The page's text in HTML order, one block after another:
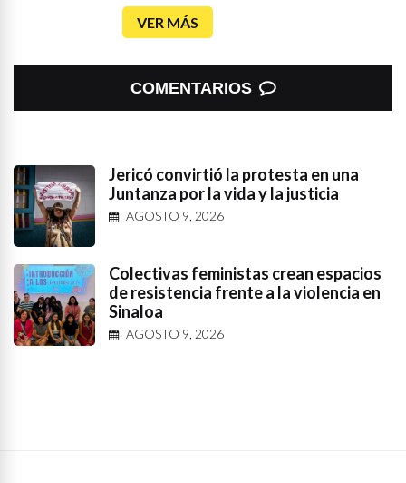
VER MÁS
COMENTARIOS
Jericó convirtió la protesta en una
Juntanza por la vida y la justicia
AGOSTO 9, 2026
Colectivas feministas crean espacios
de resistencia frente a la violencia en
Sinaloa
AGOSTO 9, 2026